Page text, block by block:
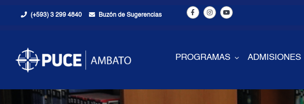
(+593) 3 299 4840 Buzón de Sugerencias
PROGRAMAS ADMISIONES